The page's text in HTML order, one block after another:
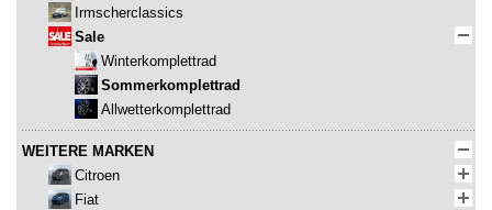
Irmscherclassics
Sale
Winterkomplettrad
Sommerkomplettrad
Allwetterkomplettrad
WEITERE MARKEN
Citroen
Fiat